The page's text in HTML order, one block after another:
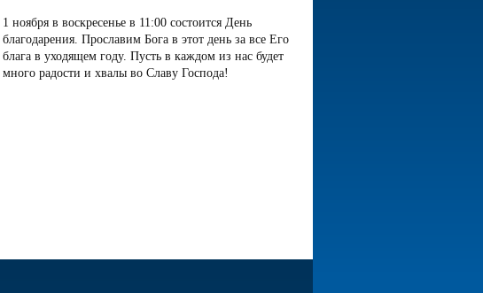
1 ноября в воскресенье в 11:00 состоится День
благодарения. Прославим Бога в этот день за все Его
блага в уходящем году. Пусть в каждом из нас будет
много радости и хвалы во Славу Господа!